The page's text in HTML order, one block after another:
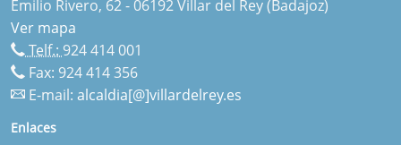
Emilio Rivero, 62 - 06192 Villar del Rey (Badajoz)
Ver mapa
Telf.: 924 414 001
Fax: 924 414 356
E-mail: alcaldia[@]villardelrey.es
Enlaces